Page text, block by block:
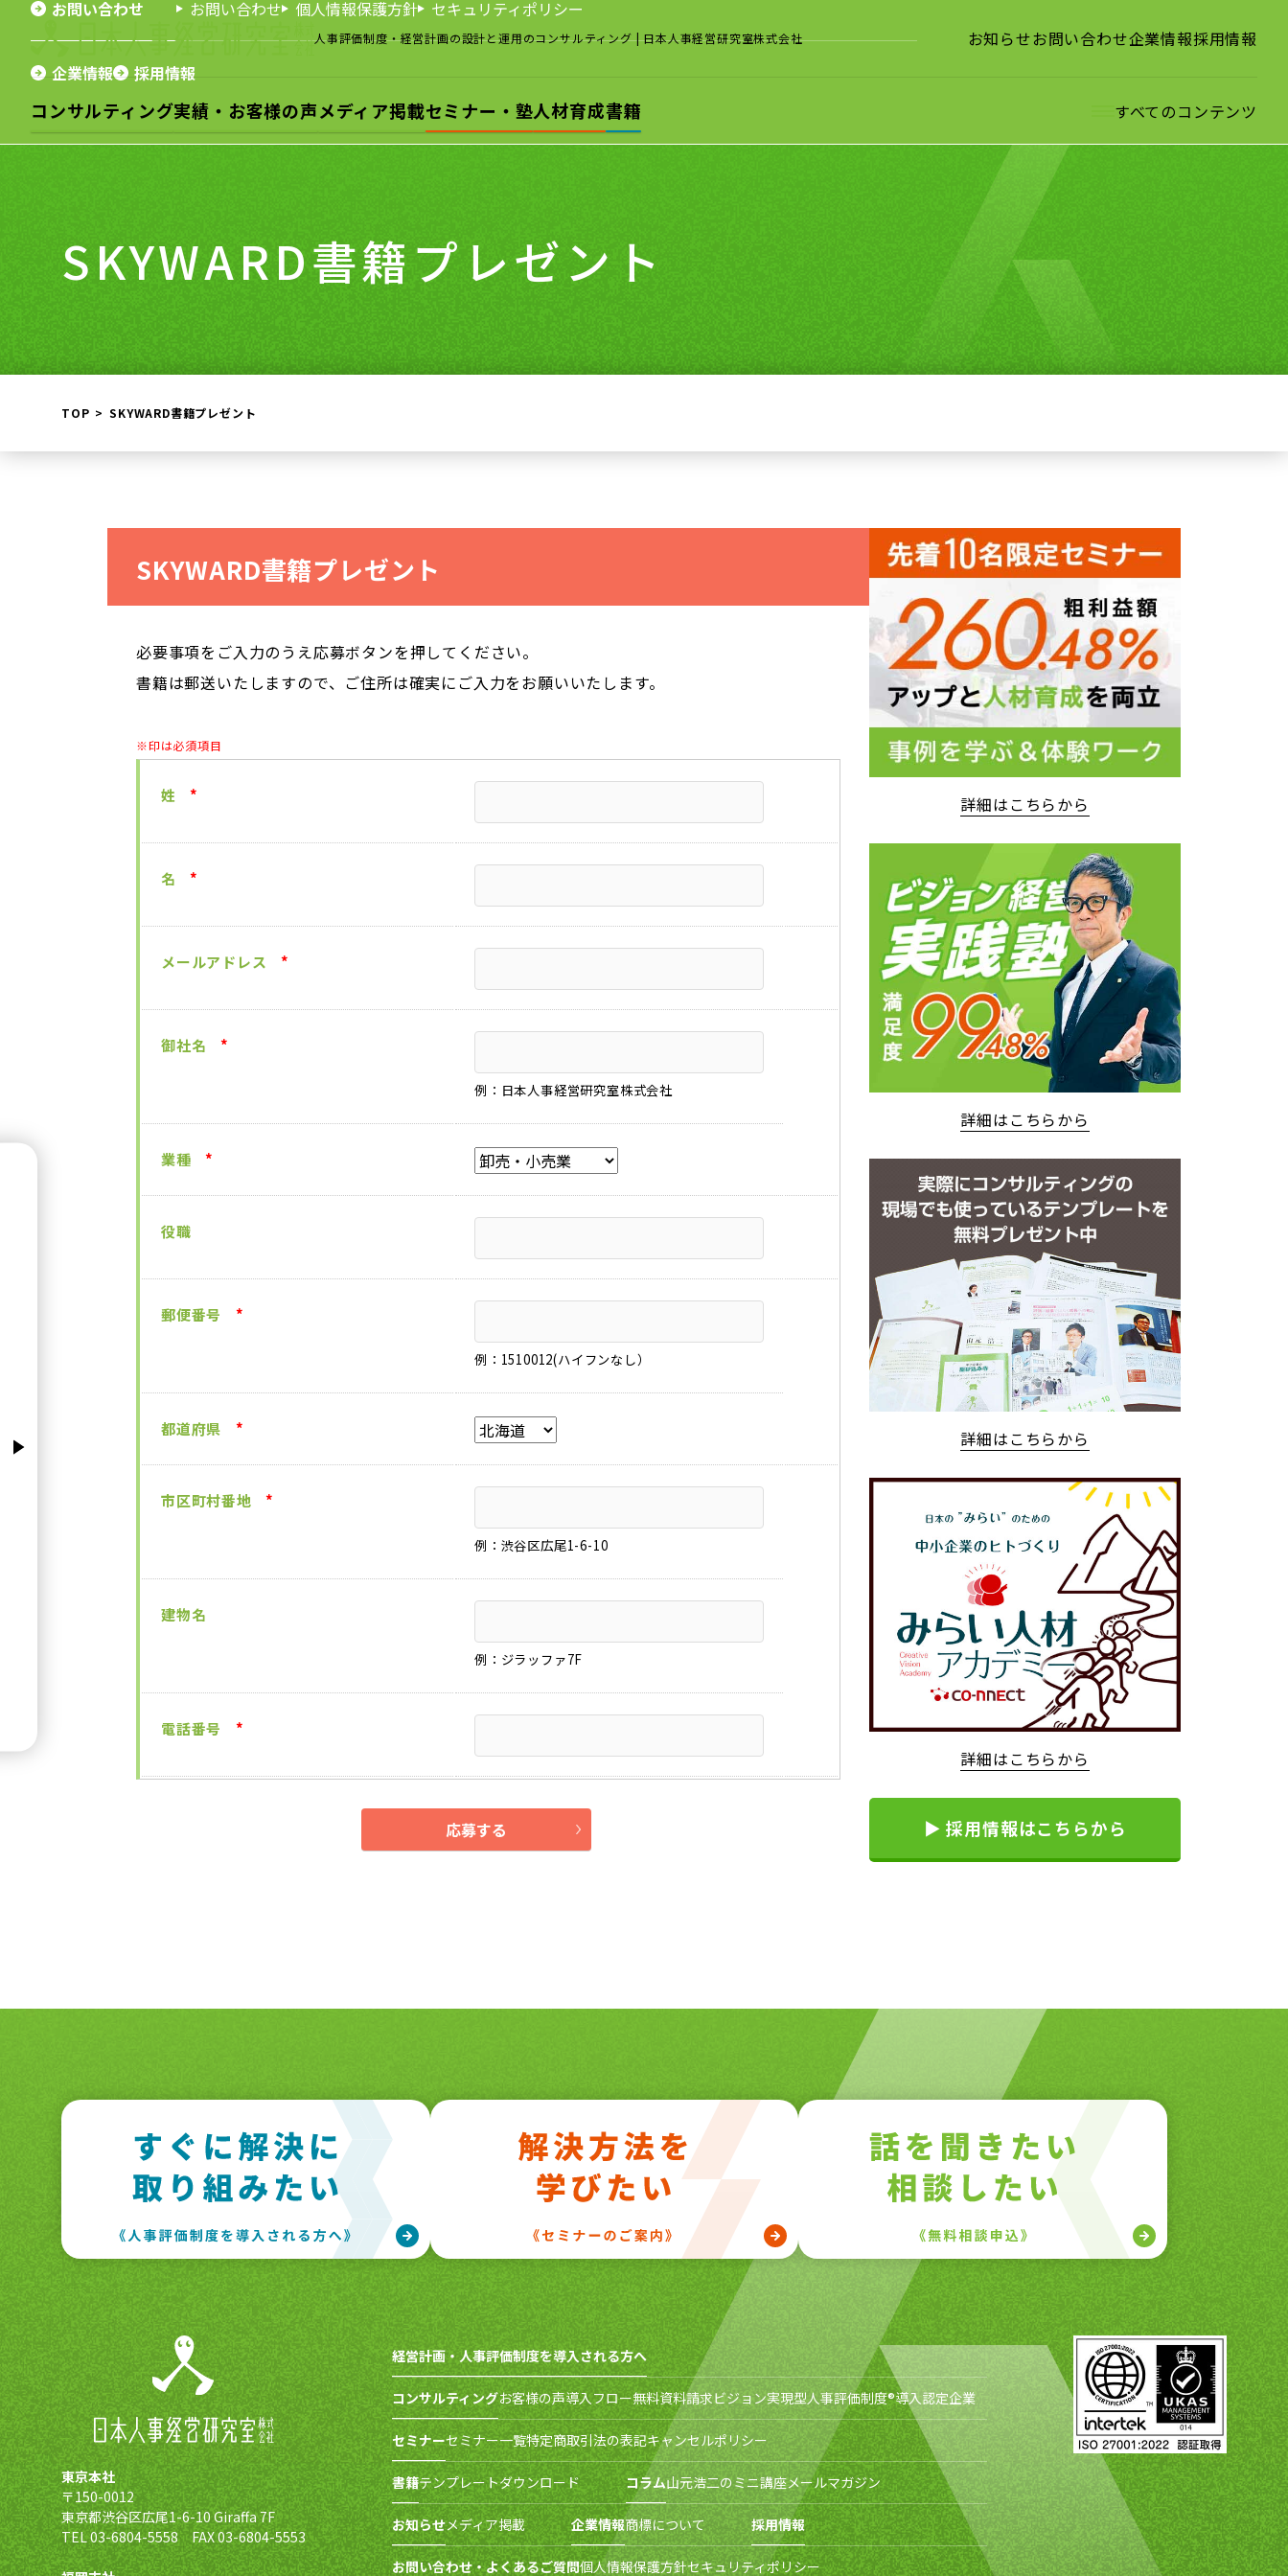
人事評価制度・経営計画の設計と運用のコンサルティング| 日本人事経営研究室株式会社 お知らせお問い合わせ企業情報採用情報
コンサルティング実績・お客様の声メディア掲載セミナー・塾人材育成書籍 すべてのコンテンツ
お問い合わせ お問い合わせ 個人情報保護方針 セキュリティポリシー
企業情報 採用情報
SKYWARD書籍プレゼント
TOP SKYWARD書籍プレゼント
SKYWARD書籍プレゼント
必要事項をご入力のうえ応募ボタンを押してください。
書籍は郵送いたしますので、ご住所は確実にご入力をお願いいたします。
※印は必須項目
姓 *
名 *
メールアドレス *
御社名 *
例：日本人事経営研究室株式会社
業種 *
役職
郵便番号 *
例：1510012(ハイフンなし）
都道府県 *
市区町村番地 *
例：渋谷区広尾1-6-10
建物名
例：ジラッファ7F
電話番号 *
詳細はこちらから
詳細はこちらから
詳細はこちらから
詳細はこちらから
▶ 採用情報はこちらから
東京本社
〒150-0012
東京都渋谷区広尾1-6-10 Giraffa 7F
TEL 03-6804-5558 FAX 03-6804-5553
経営計画・人事評価制度を導入される方へ
コンサルティングお客様の声導入フロー無料資料請求ビジョン実現型人事評価制度®導入認定企業
セミナーセミナー一覧特定商取引法の表記キャンセルポリシー
書籍テンプレートダウンロード コラム山元浩二のミニ講座メールマガジン
お知らせメディア掲載 企業情報商標について 採用情報
お問い合わせ・よくあるご質問個人情報保護方針セキュリティポリシー